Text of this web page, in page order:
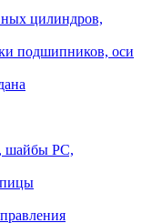
цилиндров,
подшипников, оси
шайбы РС,